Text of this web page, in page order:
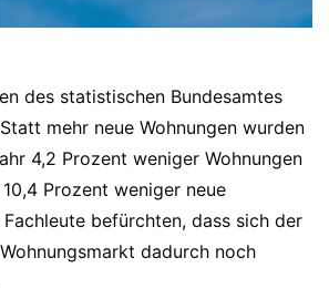
des statistischen Bundesamtes
mehr neue Wohnungen wurden
4,2 Prozent weniger Wohnungen
Prozent weniger neue
Fachleute befürchten, dass sich der
dadurch noch